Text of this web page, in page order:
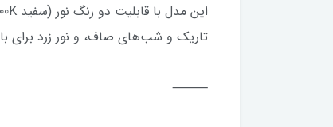
تاریک و شب‌های صاف، و نور زرد برای
⸻